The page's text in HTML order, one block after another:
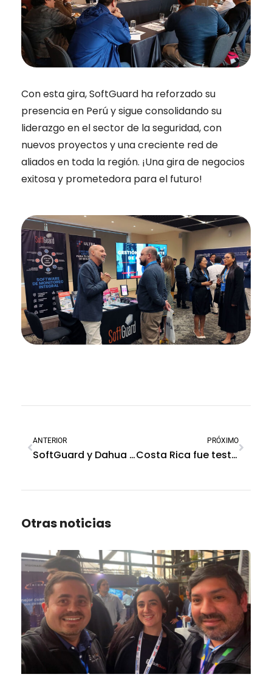
Con esta gira, SoftGuard ha reforzado su
presencia en Perú y sigue consolidando su
liderazgo en el sector de la seguridad, con
nuevos proyectos y una creciente red de
aliados en toda la región. ¡Una gira de negocios
exitosa y prometedora para el futuro!
ANTERIOR
SoftGuard y Dahua en el lanzamiento de los paneles AirShield Wireless
PRÓXIMO
Costa Rica fue testigo de la innovación de SoftGuard en seguridad integral
Otras noticias